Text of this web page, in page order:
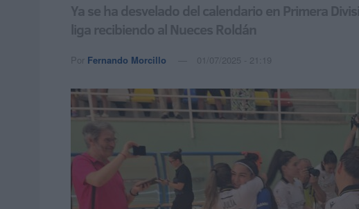
Ya se ha desvelado del calendario en Primera
liga recibiendo al Nueces Roldán
Por Fernando Morcillo 01/07/2025 - 21:19